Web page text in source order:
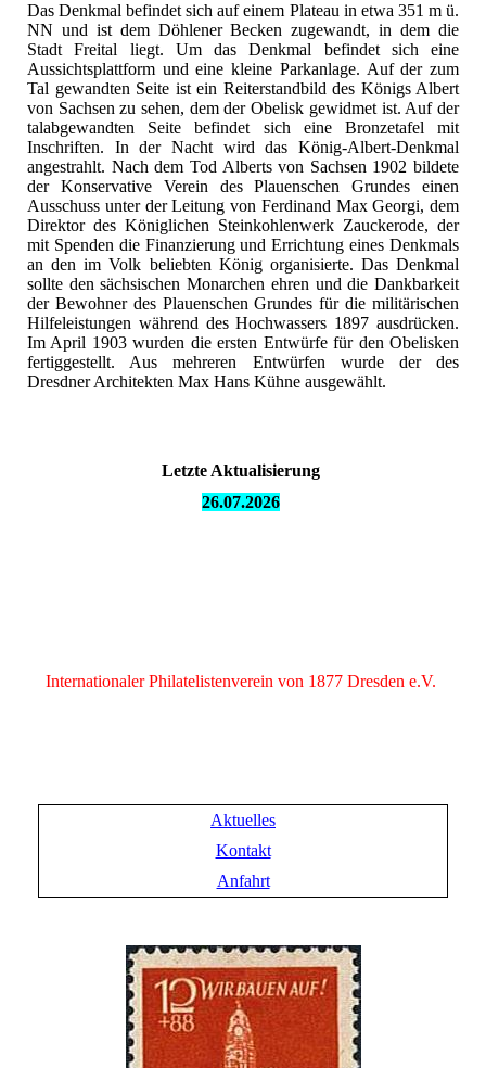
Das Denkmal befindet sich auf einem Plateau in etwa 351 m ü.
NN und ist dem Döhlener Becken zugewandt, in dem die
Stadt Freital liegt. Um das Denkmal befindet sich eine
Aussichtsplattform und eine kleine Parkanlage. Auf der zum
Tal gewandten Seite ist ein Reiterstandbild des Königs Albert
von Sachsen zu sehen, dem der Obelisk gewidmet ist. Auf der
talabgewandten Seite befindet sich eine Bronzetafel mit
Inschriften. In der Nacht wird das König-Albert-Denkmal
angestrahlt. Nach dem Tod Alberts von Sachsen 1902 bildete
der Konservative Verein des Plauenschen Grundes einen
Ausschuss unter der Leitung von Ferdinand Max Georgi, dem
Direktor des Königlichen Steinkohlenwerk Zauckerode, der
mit Spenden die Finanzierung und Errichtung eines Denkmals
an den im Volk beliebten König organisierte. Das Denkmal
sollte den sächsischen Monarchen ehren und die Dankbarkeit
der Bewohner des Plauenschen Grundes für die militärischen
Hilfeleistungen während des Hochwassers 1897 ausdrücken.
Im April 1903 wurden die ersten Entwürfe für den Obelisken
fertiggestellt. Aus mehreren Entwürfen wurde der des
Dresdner Architekten Max Hans Kühne ausgewählt.
Letzte Aktualisierung
26.07.2026
Internationaler Philatelistenverein von 1877 Dresden e.V.
Aktuelles
Kontakt
Anfahrt